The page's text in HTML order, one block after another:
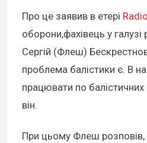
Про це заявив в етері
оборони,фахівець у галузі
Сергій (Флеш)
проблема балістики є. В
працювати по балістичних
він.
При цьому Флеш